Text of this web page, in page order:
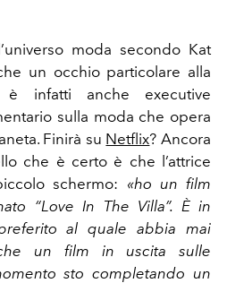
moda secondo Kat
un occhio particolare alla
è infatti anche executive
sulla moda che opera
Finirà su Netflix? Ancora
che è certo è che l’attrice
schermo: «ho un film
“Love In The Villa”. È in
al quale abbia mai
un film in uscita sulle
sto completando un